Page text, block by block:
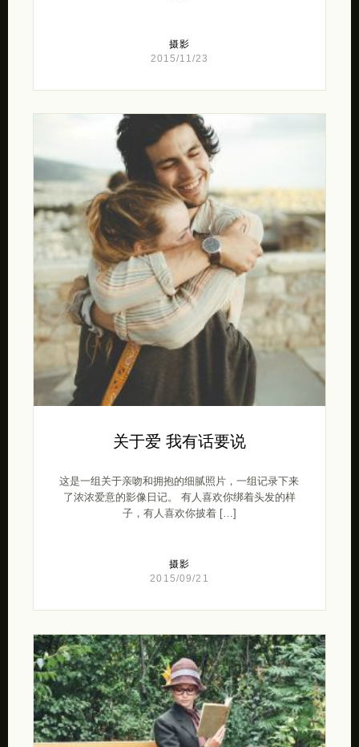
摄影
2015/11/23
关于爱 我有话要说
这是一组关于亲吻和拥抱的细腻照片，一组记录下来
了浓浓爱意的影像日记。 有人喜欢你绑着头发的样
子，有人喜欢你披着 […]
摄影
2015/09/21